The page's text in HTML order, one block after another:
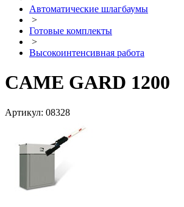
Автоматические шлагбаумы
>
Готовые комплекты
>
Высокоинтенсивная работа
CAME GARD 1200
Артикул: 08328